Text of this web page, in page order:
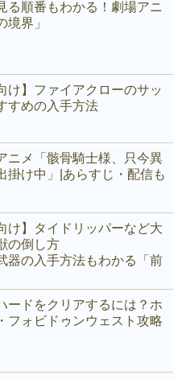
る順番もわかる！劇場アニ
境界」
け】ファイアクローのサッ
すめの入手方法
ニメ「骸骨騎士様、只今異
掛け中」|あらすじ・配信も
け】タイドリッパーなど大
の倒し方
器の入手方法もわかる「前
ードをクリアするには？ホ
フォビドゥンウェスト攻略